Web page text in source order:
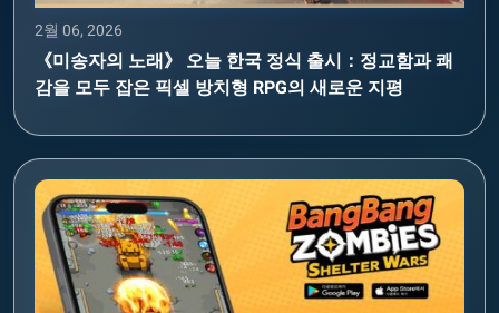
2월 06, 2026
《미송자의 노래》 오늘 한국 정식 출시：정교함과 쾌
감을 모두 잡은 픽셀 방치형 RPG의 새로운 지평